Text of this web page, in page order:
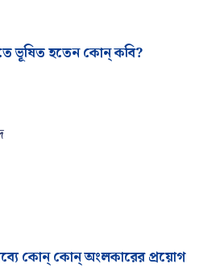
ভূষিত হতেন কোন্ কবি?
কোন্ কোন্ অংলকারের প্রয়োগ